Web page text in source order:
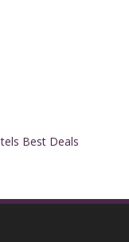
Best Deals